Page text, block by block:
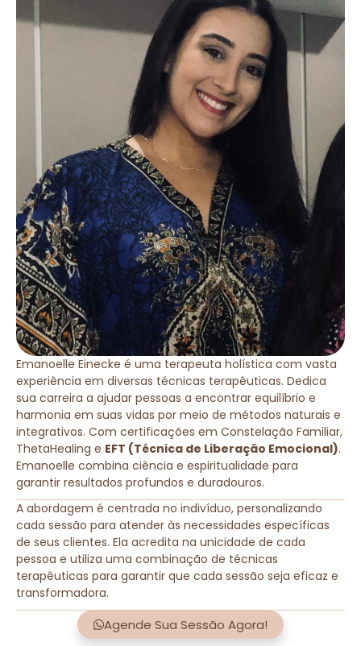
Emanoelle Einecke é uma terapeuta holística com vasta
experiência em diversas técnicas terapêuticas. Dedica
sua carreira a ajudar pessoas a encontrar equilíbrio e
harmonia em suas vidas por meio de métodos naturais e
integrativos. Com certificações em Constelação Familiar,
ThetaHealing e EFT (Técnica de Liberação Emocional).
Emanoelle combina ciência e espiritualidade para
garantir resultados profundos e duradouros.
A abordagem é centrada no indivíduo, personalizando
cada sessão para atender às necessidades específicas
de seus clientes. Ela acredita na unicidade de cada
pessoa e utiliza uma combinação de técnicas
terapêuticas para garantir que cada sessão seja eficaz e
transformadora.
Agende Sua Sessão Agora!